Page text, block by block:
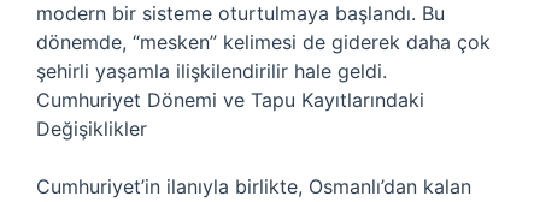
modern bir sisteme oturtulmaya başlandı. Bu
dönemde, “mesken” kelimesi de giderek daha çok
şehirli yaşamla ilişkilendirilir hale geldi.
Cumhuriyet Dönemi ve Tapu Kayıtlarındaki
Değişiklikler
Cumhuriyet’in ilanıyla birlikte, Osmanlı’dan kalan